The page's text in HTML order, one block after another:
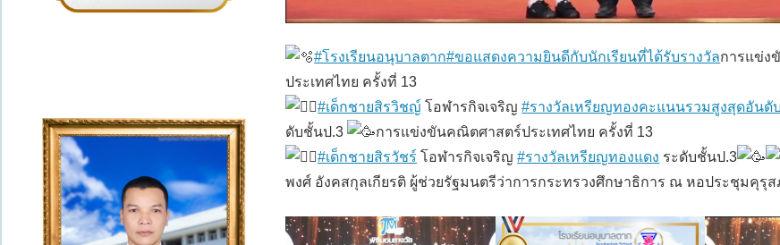
#โรงเรียนอนุบาลตาก#ขอแสดงความยินดีกับนักเรียนที่ได้รับรางวัลการแข่ง
ประเทศไทย ครั้งที่ 13
#เด็กชายสิรวิชญ์ โอฬารกิจเจริญ#รางวัลเหรียญทองคะแนนรวมสูงสุดอันดั
ดับชั้นป.3
การแข่งขันคณิตศาสตร์ประเทศไทย ครั้งที่ 13
#เด็กชายสิรวัชร์ โอฬารกิจเจริญ#รางวัลเหรียญทองแดง ระดับชั้นป.3
พงศ์ อังคสกุลเกียรติ ผู้ช่วยรัฐมนตรีว่าการกระทรวงศึกษาธิการ ณ หอประชุมคุรุส